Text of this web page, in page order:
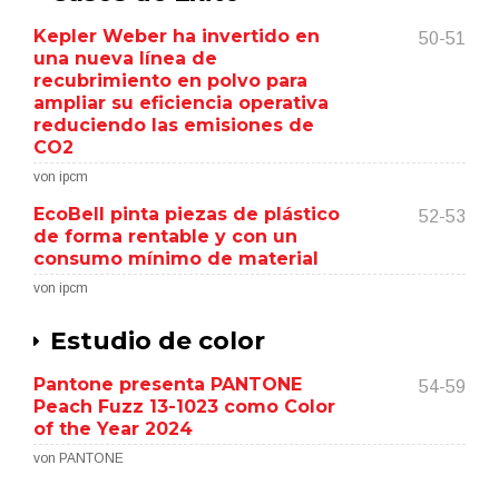
Kepler Weber ha invertido en
una nueva línea de
recubrimiento en polvo para
ampliar su eficiencia operativa
reduciendo las emisiones de
CO2
50-51
von ipcm
EcoBell pinta piezas de plástico
de forma rentable y con un
consumo mínimo de material
52-53
von ipcm
Estudio de color
Pantone presenta PANTONE
Peach Fuzz 13-1023 como Color
of the Year 2024
54-59
von PANTONE